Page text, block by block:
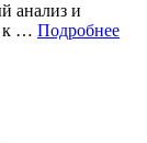
анализ и
к … Подробнее